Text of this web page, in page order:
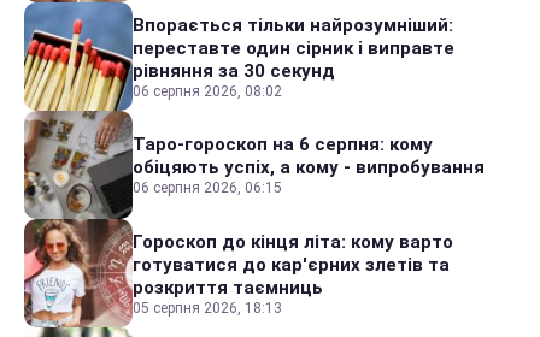
Впорається тільки найрозумніший:
переставте один сірник і виправте
рівняння за 30 секунд
06 серпня 2026, 08:02
Таро-гороскоп на 6 серпня: кому
обіцяють успіх, а кому - випробування
06 серпня 2026, 06:15
Гороскоп до кінця літа: кому варто
готуватися до кар'єрних злетів та
розкриття таємниць
05 серпня 2026, 18:13